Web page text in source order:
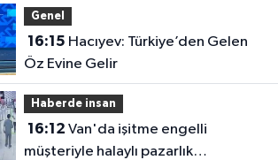
Genel
16:15
Öz Evine Gelir
Haberde insan
16:12
müşteriyle halaylı pazarlık